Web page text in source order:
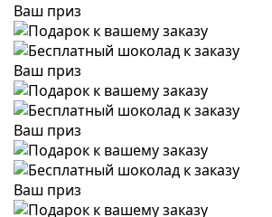
Ваш приз
Ваш приз
Ваш приз
Ваш приз